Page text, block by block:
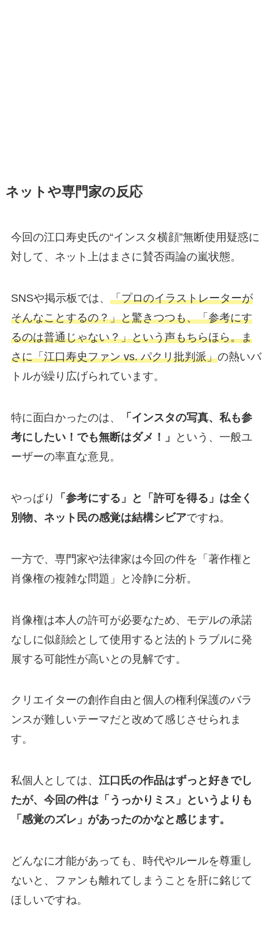
ネットや専門家の反応
今回の江口寿史氏の“インスタ横顔”無断使用疑惑に
対して、ネット上はまさに賛否両論の嵐状態。
SNSや掲示板では、 「プロのイラストレーターが
そんなことするの？」と驚きつつも、「参考にす
るのは普通じゃない？」という声もちらほら。ま
さに「江口寿史ファン vs. パクリ批判派」の熱いバ
トルが繰り広げられています。
特に面白かったのは、
「インスタの写真、私も参
考にしたい！でも無断はダメ！」
という、一般ユ
ーザーの率直な意見。
やっぱり
「参考にする」と「許可を得る」は全く
別物、ネット民の感覚は結構シビアですね。
一方で、専門家や法律家は今回の件を「著作権と
肖像権の複雑な問題」と冷静に分析。
肖像権は本人の許可が必要なため、モデルの承諾
なしに似顔絵として使用すると法的トラブルに発
展する可能性が高いとの見解です。
クリエイターの創作自由と個人の権利保護のバラ
ンスが難しいテーマだと改めて感じさせられま
す。
私個人としては、 江口氏の作品はずっと好きでし
たが、今回の件は「うっかりミス」というよりも
「感覚のズレ」があったのかなと感じます。
どんなに才能があっても、時代やルールを尊重し
ないと、ファンも離れてしまうことを肝に銘じて
ほしいですね。